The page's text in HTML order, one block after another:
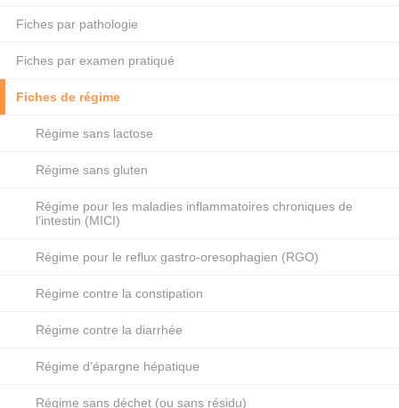
Fiches par pathologie
Fiches par examen pratiqué
Fiches de régime
Régime sans lactose
Régime sans gluten
Régime pour les maladies inflammatoires chroniques de
l’intestin (MICI)
Régime pour le reflux gastro-oresophagien (RGO)
Régime contre la constipation
Régime contre la diarrhée
Régime d’épargne hépatique
Régime sans déchet (ou sans résidu)